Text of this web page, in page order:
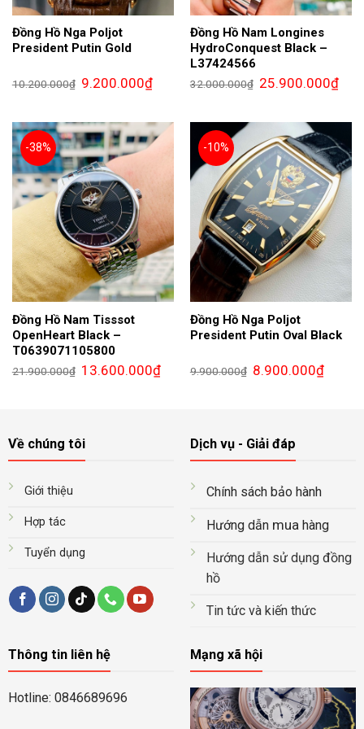
Đồng Hồ Nga Poljot
President Putin Gold
10.200.000₫ Giá
gốc
9.200.000₫Giá
hiện
9.200.000₫.
Đồng Hồ Nam Longines
HydroConquest Black –
L37424566
32.000.000₫ Giá
gốc
25.900.000₫Giá
hiện
-38%
Đồng Hồ Nam Tisssot
OpenHeart Black –
T0639071105800
21.900.000₫ Giá
gốc
13.600.000₫Giá
hiện
-10%
Đồng Hồ Nga Poljot
President Putin Oval Black
9.900.000₫ Giá
gốc
8.900.000₫Giá
hiện
Về chúng tôi
Giới thiệu
Hợp tác
Tuyển dụng
Dịch vụ - Giải đáp
Chính sách bảo hành
Hướng dẫn muahàng
Hướng dẫn sử dụng đồng
hồ
Tin tức và kiến thức
Thông tin liên hệ
Hotline: 0846689696
Mạng xã hội